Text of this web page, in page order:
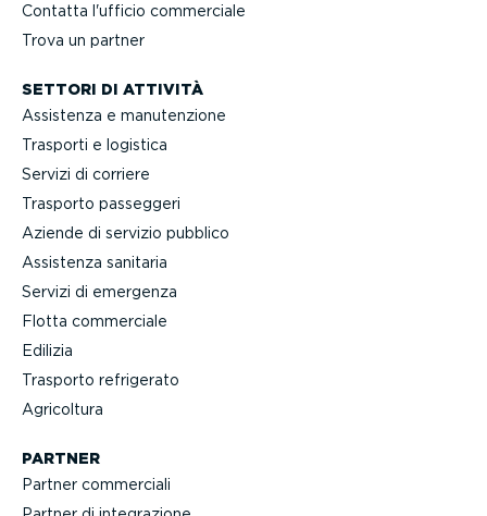
Contatta l'ufficio commerciale
Trova un partner
SETTORI DI ATTIVITÀ
Assistenza e manuten­zione
Trasporti e logistica
Servizi di corriere
Trasporto passeggeri
Aziende di servizio pubblico
Assistenza sanitaria
Servizi di emergenza
Flotta commerciale
Edilizia
Trasporto refrigerato
Agricoltura
PARTNER
Partner commerciali